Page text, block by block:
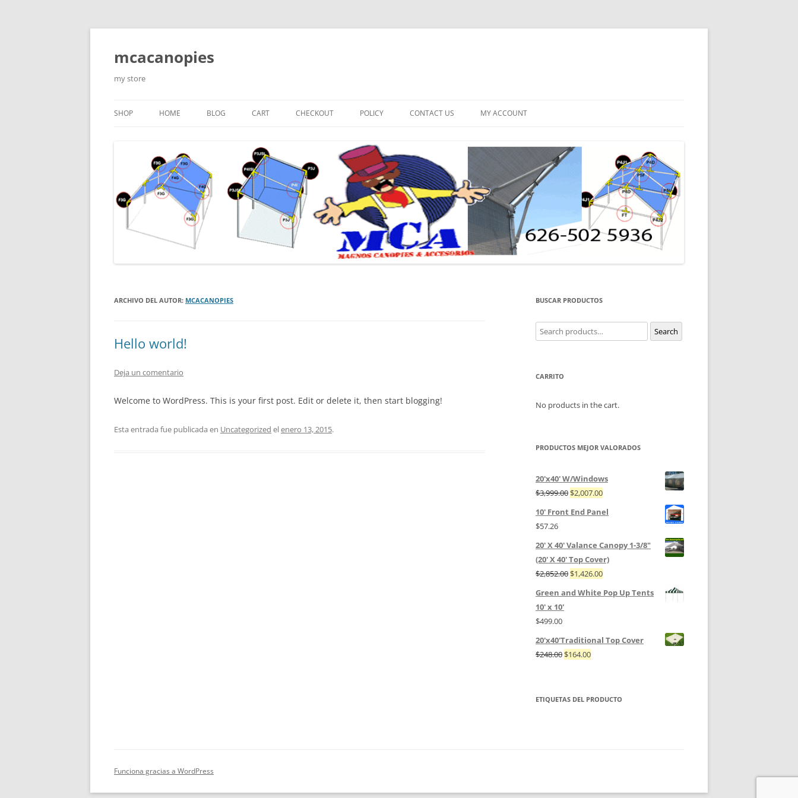
Saltar
mcacanopies
my store
SHOP
ENCLOSED WITH WINDOWS
ACCESORIES
HOME BLOG CART CHECKOUT POLICY CONTACT US MY ACCOUNT
ARCHIVO DEL AUTOR: MCACANOPIES
Hello world!
Deja un comentario
Welcome to WordPress. This is your first post. Edit or delete it, then start blogging!
Esta entrada fue publicada en Uncategorized elenero 13, 2015.
BUSCAR PRODUCTOS
Search
for: Search
CARRITO
No products in the cart.
PRODUCTOS MEJOR VALORADOS
20'x40' W/Windows
$3,999.00 $2,007.00
10' Front End Panel
$57.26
20' X 40' Valance Canopy 1-3/8"
(20' X 40' Top Cover)
$2,852.00 $1,426.00
Green and White Pop Up Tents
10' x 10'
$499.00
20'x40'Traditional Top Cover
$248.00 $164.00
ETIQUETAS DEL PRODUCTO
Funciona gracias a WordPress